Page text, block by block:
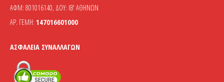
ΑΦΜ: 801016140, ΔΟΥ: ΙΒ' ΑΘΗΝΩΝ
ΑΡ. ΓΕΜΗ: 147016601000
ΑΣΦΆΛΕΙΑ ΣΥΝΑΛΛΑΓΏΝ